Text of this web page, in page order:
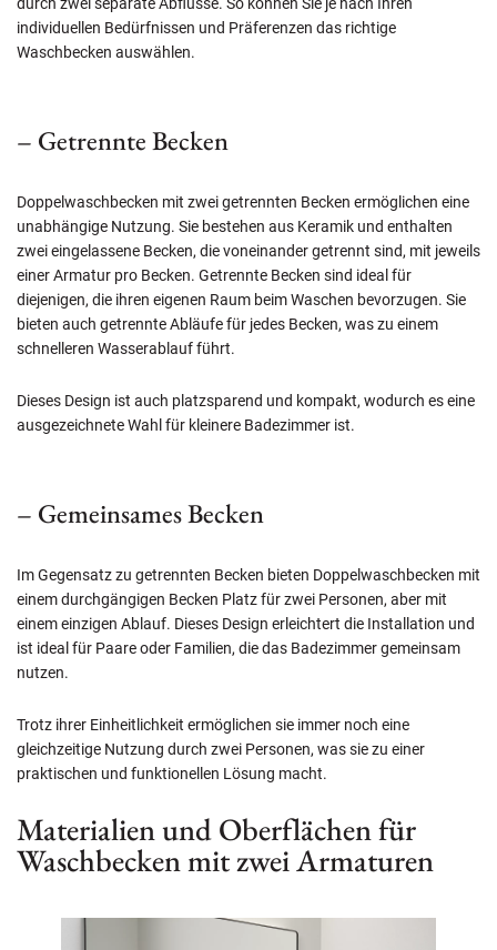
durch zwei separate Abflüsse. So können Sie je nach Ihren
individuellen Bedürfnissen und Präferenzen das richtige
Waschbecken auswählen.
– Getrennte Becken
Doppelwaschbecken mit zwei getrennten Becken ermöglichen eine
unabhängige Nutzung. Sie bestehen aus Keramik und enthalten
zwei eingelassene Becken, die voneinander getrennt sind, mit jeweils
einer Armatur pro Becken. Getrennte Becken sind ideal für
diejenigen, die ihren eigenen Raum beim Waschen bevorzugen. Sie
bieten auch getrennte Abläufe für jedes Becken, was zu einem
schnelleren Wasserablauf führt.
Dieses Design ist auch platzsparend und kompakt, wodurch es eine
ausgezeichnete Wahl für kleinere Badezimmer ist.
– Gemeinsames Becken
Im Gegensatz zu getrennten Becken bieten Doppelwaschbecken mit
einem durchgängigen Becken Platz für zwei Personen, aber mit
einem einzigen Ablauf. Dieses Design erleichtert die Installation und
ist ideal für Paare oder Familien, die das Badezimmer gemeinsam
nutzen.
Trotz ihrer Einheitlichkeit ermöglichen sie immer noch eine
gleichzeitige Nutzung durch zwei Personen, was sie zu einer
praktischen und funktionellen Lösung macht.
Materialien und Oberflächen für
Waschbecken mit zwei Armaturen